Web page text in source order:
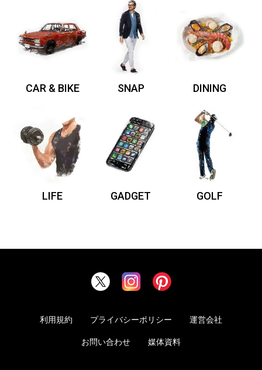
CAR & BIKE SNAP DINING
LIFE GADGET GOLF
利用規約 プライバシーポリシー 運営会社
お問い合わせ 媒体資料